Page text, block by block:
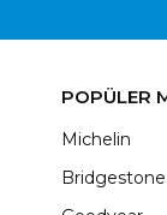
POPÜLER
Michelin
Bridgestone